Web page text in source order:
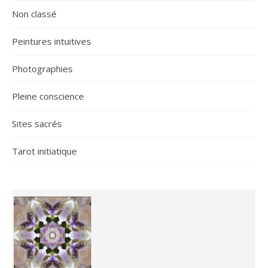
Non classé
Peintures intuitives
Photographies
Pleine conscience
Sites sacrés
Tarot initiatique